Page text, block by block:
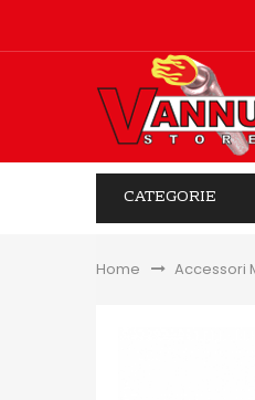
CATEGORIE
Home &gt;Accessori